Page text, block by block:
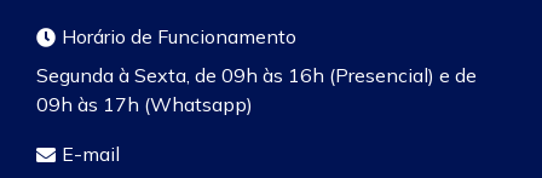
Horário de Funcionamento
Segunda à Sexta, de 09h às 16h (Presencial) e de
09h às 17h (Whatsapp)
E-mail